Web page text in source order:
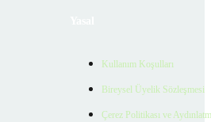
Kullanım Koşulları
Bireysel Üyelik Sözleşmesi
Çerez Politikası ve